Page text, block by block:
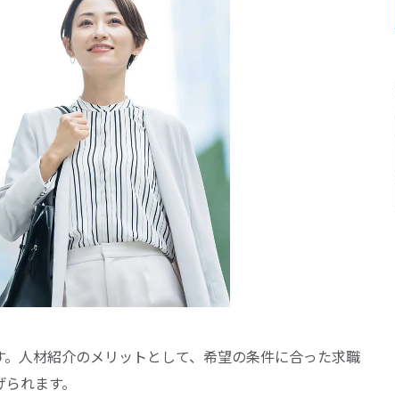
人材紹介のメリットとして、希望の条件に合った求職
れます。